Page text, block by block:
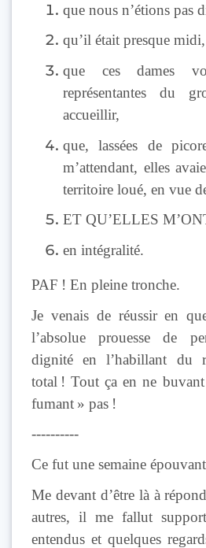
que nous n’étions pas
qu’il était presque midi,
que ces dames
représentantes du
accueillir,
que, lassées de
m’attendant, elles
territoire loué, en vue
ET QU’ELLES
en intégralité.
PAF ! En pleine tronche.
Je venais de réussir en
l’absolue prouesse de
dignité en l’habillant du
total ! Tout ça en ne
fumant » pas !
----------
Ce fut une semaine
Me devant d’être là à
autres, il me fallut
entendus et quelques